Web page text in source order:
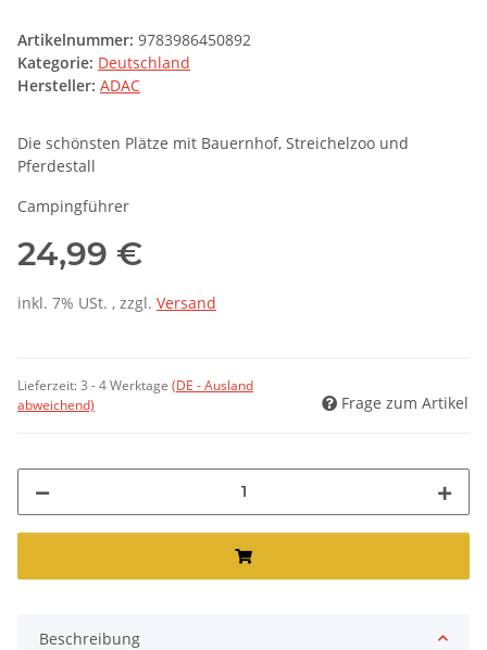
Artikelnummer: 9783986450892
Kategorie: Deutschland
Hersteller: ADAC
Die schönsten Plätze mit Bauernhof, Streichelzoo und
Pferdestall
Campingführer
24,99 €
inkl. 7% USt. , zzgl. Versand
Lieferzeit:3 - 4 Werktage (DE - Ausland
abweichend)
Frage zum Artikel
Beschreibung